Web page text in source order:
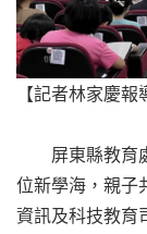
【記者林家慶報
屏東縣教育處
位新學海，親子
資訊及科技教育